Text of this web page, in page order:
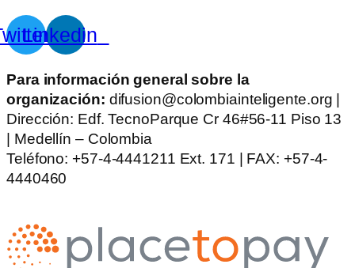
Linkedin
Para información general sobre la
organización: difusion@colombiainteligente.org |
Dirección: Edf. TecnoParque Cr 46#56-11 Piso 13
| Medellín – Colombia
Teléfono: +57-4-4441211 Ext. 171 | FAX: +57-4-
4440460